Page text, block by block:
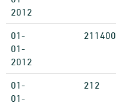
2012
01-
01-
2012
211400
01-
01-
212